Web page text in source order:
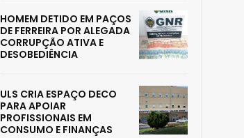
HOMEM DETIDO EM PAÇOS
DE FERREIRA POR ALEGADA
CORRUPÇÃO ATIVA E
DESOBEDIÊNCIA
ULS CRIA ESPAÇO DECO
PARA APOIAR
PROFISSIONAIS EM
CONSUMO E FINANÇAS